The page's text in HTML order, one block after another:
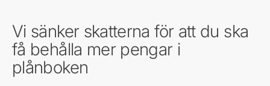
Vi sänker skatterna för att du ska
få behålla mer pengar i
plånboken